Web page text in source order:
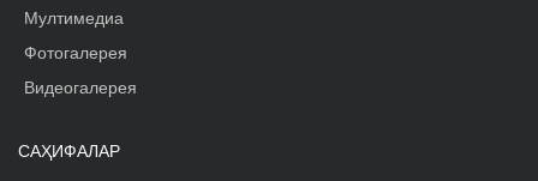
Мултимедиа
Фотогалерея
Видеогалерея
САҲИФАЛАР